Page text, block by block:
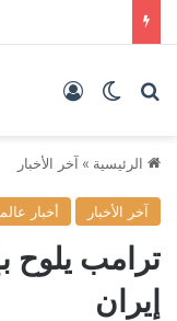
بحث عنالوضع المظلم
الرئيسية » آخر الأخبار
آخر الأخبار أخبار
ترامب يلوح
إيران